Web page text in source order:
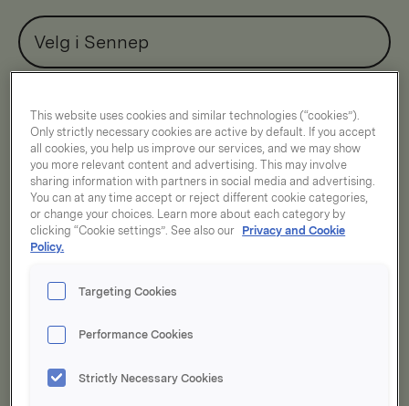
Velg i Sennep
Er du allergisk?
Finn produkter uten
Viser11
Sorter på:
This website uses cookies and similar technologies (“cookies”).
Only strictly necessary cookies are active by default. If you accept
all cookies, you help us improve our services, and we may show
you more relevant content and advertising. This may involve
sharing information with partners in social media and advertising.
You can at any time accept or reject different cookie categories,
or change your choices. Learn more about each category by
clicking “Cookie settings”. See also our Privacy and Cookie
Policy.
Targeting Cookies
Performance Cookies
Strictly Necessary Cookies